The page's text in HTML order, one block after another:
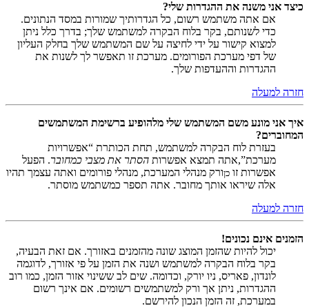
כיצד אני משנה את ההגדרות שלי?
אם אתה משתמש רשום, כל הגדרותיך שמורות במסד הנתונים.
כדי לשנותם, בקר בלוח הבקרה למשתמש שלך; בדרך כלל ניתן
למצוא קישור על ידי לחיצה על שם המשתמש שלך בחלק העליון
של דפי מערכת הפורומים. מערכת זו תאפשר לך לשנות את
ההגדרות וההעדפות שלך.
חזרה למעלה
איך אני מונע משם המשתמש שלי מלהופיע ברשימת המשתמשים
המחוברים?
בעזרת לוח הבקרה למשתמש, תחת הכותרת “אפשרויות
מערכת”,אתה תמצא אפשרות הסתר את מצבי כמחובר. הפעל
אפשרות זו כןורק מנהלי המערכת, מנהלי פורומים ואתה עצמך תהיו
אלה שיראו אותך מחובר. אתה תספר כמשתמש מוסתר.
חזרה למעלה
הזמנים אינם נכונים!
יכול להיות שהזמן המוצג שונה מהזמנים באזורך. אם זאת הבעיה,
בקר בלוח הבקרה למשתמש ושנה את הזמן על פי אזורך, לדוגמה
לונדון, פאריס, ניו יורק, וכדומה. שים לב ששינוי אזור הזמן, כמו רוב
ההגדרות, ניתן אך ורק למשתמשים רשומים. אם אינך רשום
במערכת, זה הזמן הנכון להירשם.